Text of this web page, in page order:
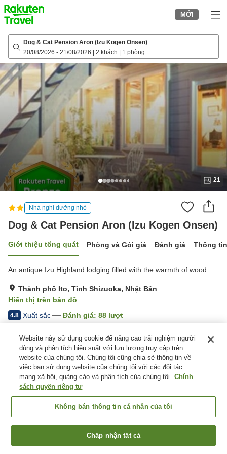
to
top
page
MỚI
Dog & Cat Pension Aron (Izu Kogen Onsen)
20/08/2026 - 21/08/2026 2 khách 1 phòng
21
Nhà nghỉ dưỡng nhỏ
Dog & Cat Pension Aron (Izu Kogen Onsen)
Giới thiệu tổng quát Phòng và Gói giá Đánh giá Thông
An antique Izu Highland lodging filled with the warmth of wood.
Thành phố Ito, Tỉnh Shizuoka, Nhật Bản
Hiển thị trên bản đồ
4.8 Xuất sắc Đánh giá: 88 lượt
Tiện nghi chỗ nghỉ
Bãi đỗ xe
Nhà hàng
Thân thiện với thú cưng
Nhà Tắm Công Cộng (Có
nước nóng)
Nhật Bản Tỉnh Shizuoka
Thành phố Ito
Dog & Cat Pension Aron (Izu Kogen Onsen)
Tìm phòng trống
Website này sử dụng cookie để nâng cao trải nghiệm người
dùng và phân tích hiệu suất với lưu lượng truy cập trên
website của chúng tôi. Chúng tôi cũng chia sẻ thông tin về
việc bạn sử dụng website của chúng tôi với các đối tác
mạng xã hội, quảng cáo và phân tích của chúng tôi. Chính
sách quyền riêng tư
Không bán thông tin cá nhân của tôi
Chấp nhận tất cả